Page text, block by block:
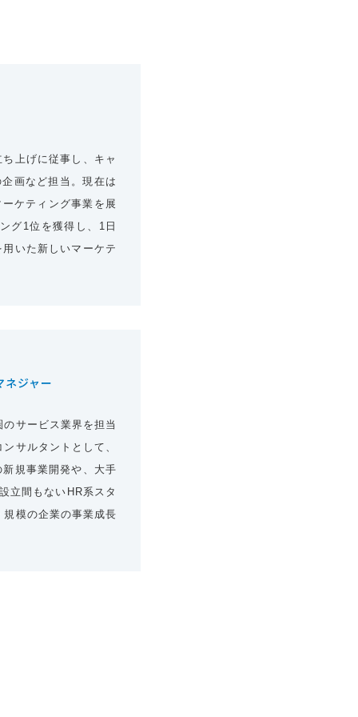
上げに従事し、キャ
画など担当。現在は
ケティング事業を展
グ1位を獲得し、1日
いた新しいマーケテ
ジャー
サービス業界を担当
サルタントとして、
規事業開発や、大手
立間もないHR系スタ
模の企業の事業成長